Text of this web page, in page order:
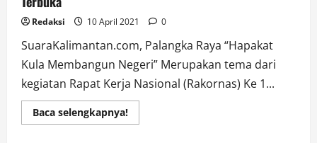
Redaksi 10 April 2021 0
SuaraKalimantan.com, Palangka Raya “Hapakat
Kula Membangun Negeri” Merupakan tema dari
kegiatan Rapat Kerja Nasional (Rakornas) Ke 1...
Baca selengkapnya!Read
more